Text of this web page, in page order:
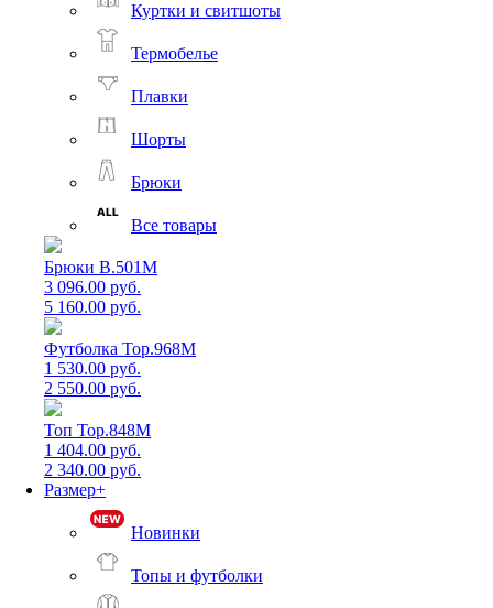
Куртки и свитшоты
Термобелье
Плавки
Шорты
Брюки
Все товары
Брюки B.501M
3 096.00 руб.
5 160.00 руб.
Футболка Top.968M
1 530.00 руб.
2 550.00 руб.
Топ Top.848M
1 404.00 руб.
2 340.00 руб.
Размер+
Новинки
Топы и футболки